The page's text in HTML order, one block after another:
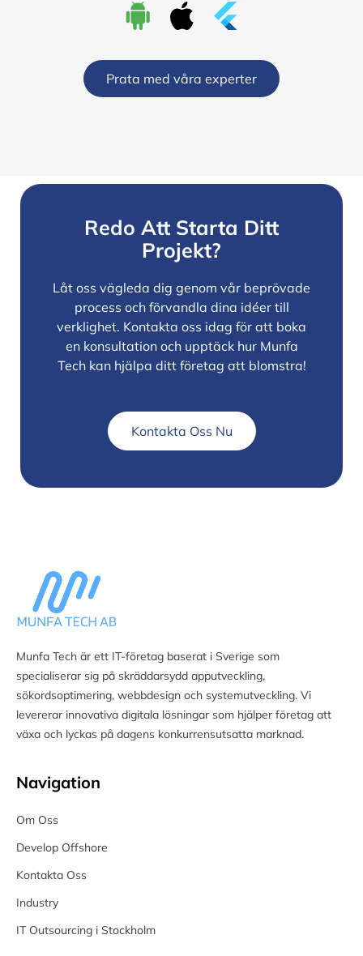
Prata med våra experter
Redo Att Starta Ditt
Projekt?
Låt oss vägleda dig genom vår beprövade
process och förvandla dina idéer till
verklighet. Kontakta oss idag för att boka
en konsultation och upptäck hur Munfa
Tech kan hjälpa ditt företag att blomstra!
Kontakta Oss Nu
Munfa Tech är ett IT-företag baserat i Sverige som
specialiserar sig på skräddarsydd apputveckling,
sökordsoptimering, webbdesign och systemutveckling. Vi
levererar innovativa digitala lösningar som hjälper företag att
växa och lyckas på dagens konkurrensutsatta marknad.
Navigation
Om Oss
Develop Offshore
Kontakta Oss
Industry
IT Outsourcing i Stockholm